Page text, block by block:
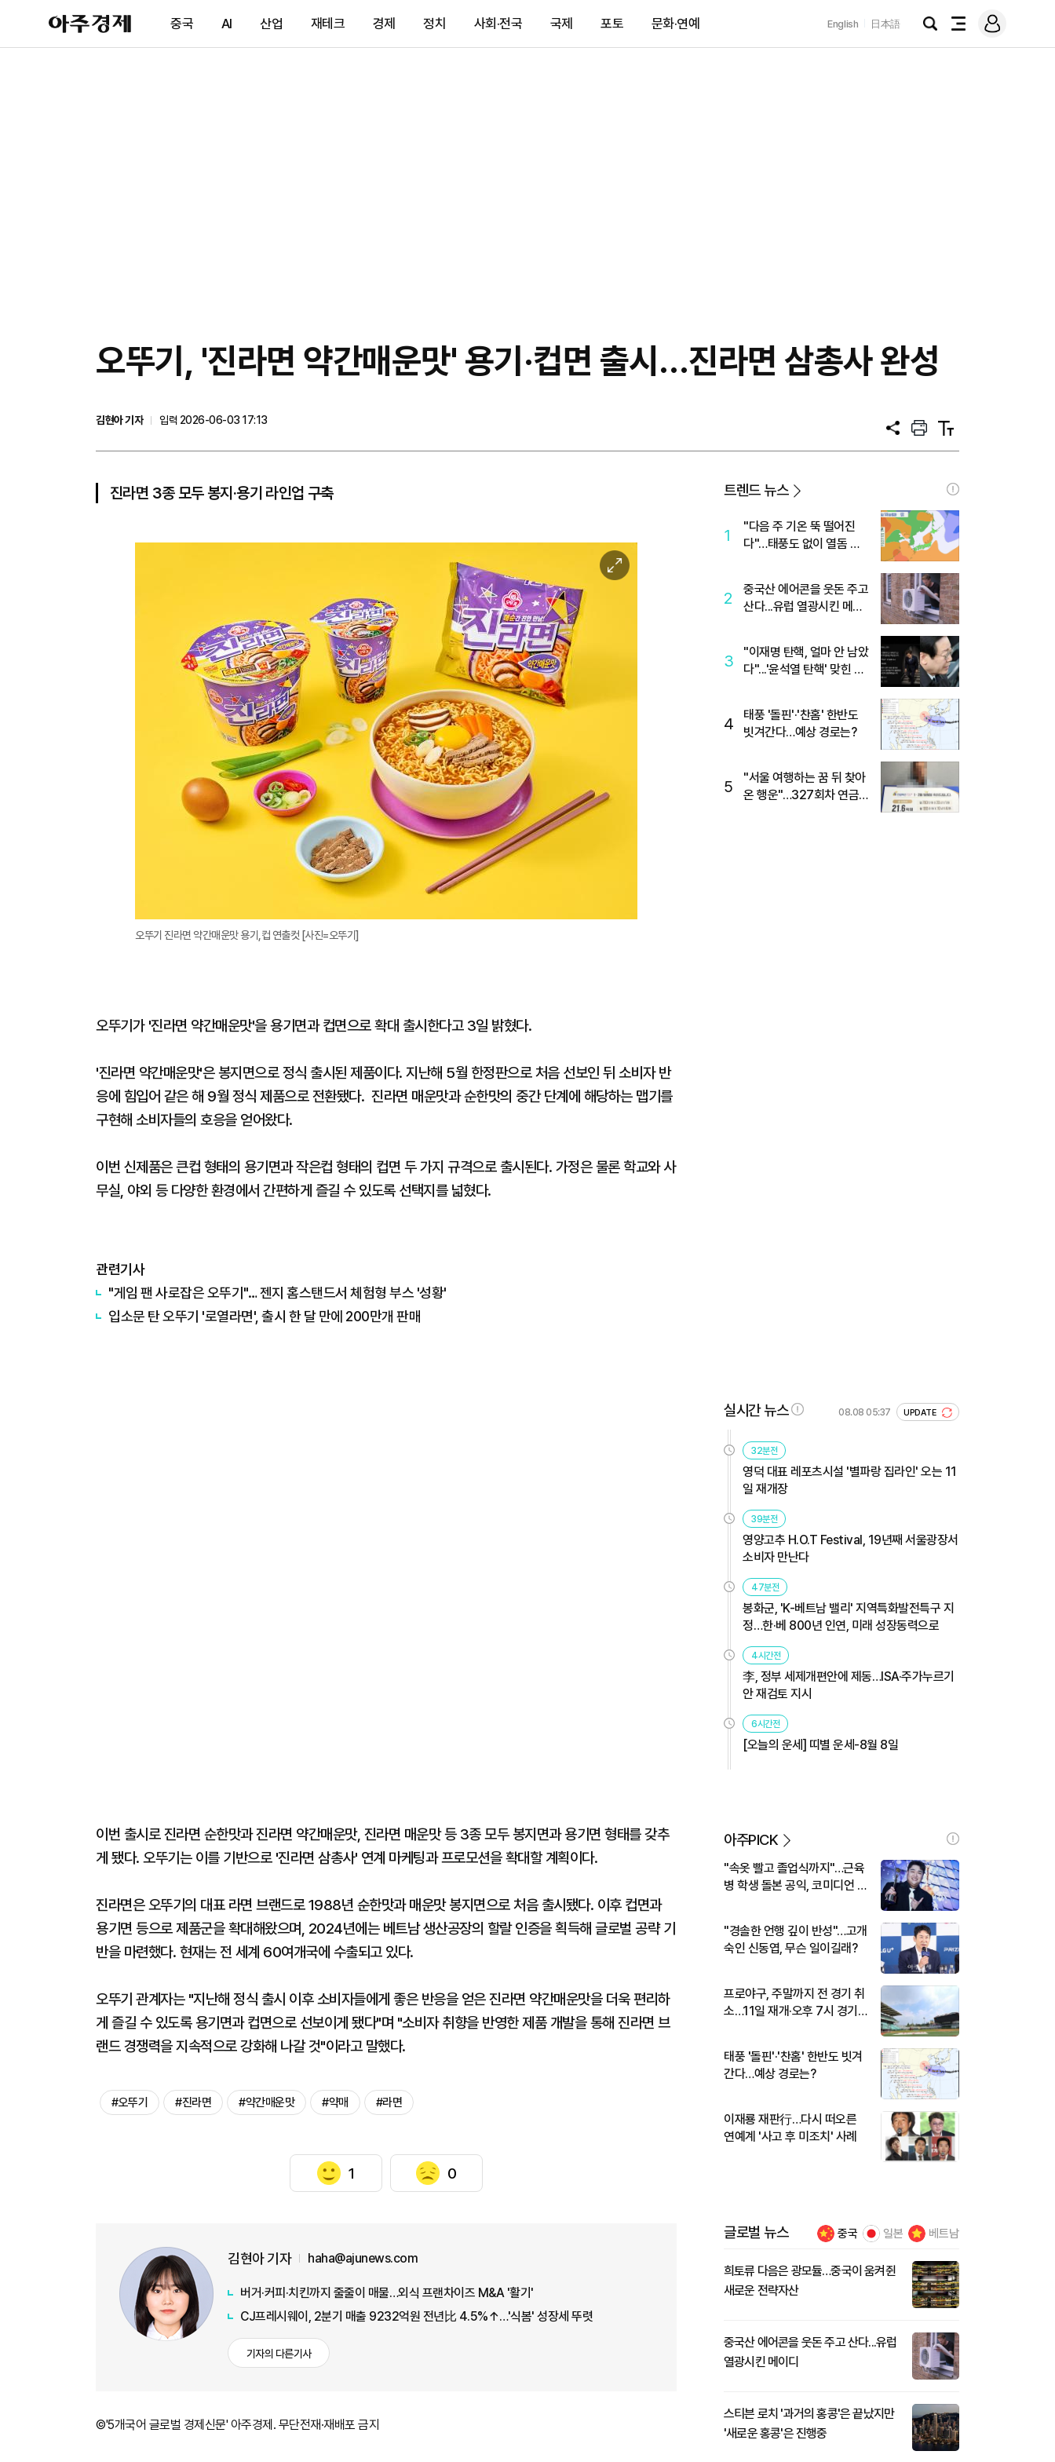
아
주
제
중국 AI 산업 재테크 경제 정치 사회·전국 국제 포토 문화·연예 English 日本語
검
전
메
그
오뚜기, '진라면 약간매운맛' 용기·컵면 출시…진라면 삼총사 완성
김현아 기자
입력 2026-06-03 17:13
공
프
트
텍
트
진라면 3종 모두 봉지·용기 라인업 구축
이
미
오뚜기 진라면 약간매운맛 용기,컵 연출컷 [사진=오뚜기]
오뚜기가 '진라면 약간매운맛'을 용기면과 컵면으로 확대 출시한다고 3일 밝혔다.
'진라면 약간매운맛'은 봉지면으로 정식 출시된 제품이다. 지난해 5월 한정판으로 처음 선보인 뒤 소비자 반
응에 힘입어 같은 해 9월 정식 제품으로 전환됐다. 진라면 매운맛과 순한맛의 중간 단계에 해당하는 맵기를
구현해 소비자들의 호응을 얻어왔다.
이번 신제품은 큰컵 형태의 용기면과 작은컵 형태의 컵면 두 가지 규격으로 출시된다. 가정은 물론 학교와 사
무실, 야외 등 다양한 환경에서 간편하게 즐길 수 있도록 선택지를 넓혔다.
관련기사
"게임 팬 사로잡은 오뚜기"… 젠지 홈스탠드서 체험형 부스 '성황'
입소문 탄 오뚜기 '로열라면', 출시 한 달 만에 200만개 판매
이번 출시로 진라면 순한맛과 진라면 약간매운맛, 진라면 매운맛 등 3종 모두 봉지면과 용기면 형태를 갖추
게 됐다. 오뚜기는 이를 기반으로 '진라면 삼총사' 연계 마케팅과 프로모션을 확대할 계획이다.
진라면은 오뚜기의 대표 라면 브랜드로 1988년 순한맛과 매운맛 봉지면으로 처음 출시됐다. 이후 컵면과
용기면 등으로 제품군을 확대해왔으며, 2024년에는 베트남 생산공장의 할랄 인증을 획득해 글로벌 공략 기
반을 마련했다. 현재는 전 세계 60여개국에 수출되고 있다.
오뚜기 관계자는 "지난해 정식 출시 이후 소비자들에게 좋은 반응을 얻은 진라면 약간매운맛을 더욱 편리하
게 즐길 수 있도록 용기면과 컵면으로 선보이게 됐다"며 "소비자 취향을 반영한 제품 개발을 통해 진라면 브
랜드 경쟁력을 지속적으로 강화해 나갈 것"이라고 말했다.
#오뚜기 #진라면 #약간매운맛 #약매 #라면
1 0
김현아 기자 haha@ajunews.com
버거·커피·치킨까지 줄줄이 매물…외식 프랜차이즈 M&A '활기'
CJ프레시웨이, 2분기 매출 9232억원 전년比 4.5%↑…'식봄' 성장세 뚜렷
기자의 다른기사
©'5개국어 글로벌 경제신문' 아주경제. 무단전재·재배포 금지
트렌드 뉴스
1
"다음 주 기온 뚝 떨어진
다"…태풍도 없이 열돔 박
2
중국산 에어콘을 웃돈 주고
산다...유럽 열광시킨 메이
3
"이재명 탄핵, 얼마 안 남았
다"...'윤석열 탄핵' 맞힌 무
4
태풍 '돌핀'·'찬홈' 한반도
빗겨간다…예상 경로는?
5
"서울 여행하는 꿈 뒤 찾아
온 행운"…327회차 연금
실시간 뉴스 08.08 05:37 UPDATE
32분전
영덕 대표 레포츠시설 '별파랑 집라인' 오는 11
일 재개장
39분전
영양고추 H.O.T Festival, 19년째 서울광장서
소비자 만난다
47분전
봉화군, 'K-베트남 밸리' 지역특화발전특구 지
정…한·베 800년 인연, 미래 성장동력으로
4시간전
李, 정부 세제개편안에 제동…ISA·주가누르기
안 재검토 지시
6시간전
[오늘의 운세] 띠별 운세-8월 8일
아주PICK
"속옷 빨고 졸업식까지"…근육
병 학생 돌본 공익, 코미디언 김
"경솔한 언행 깊이 반성"…고개
숙인 신동엽, 무슨 일이길래?
프로야구, 주말까지 전 경기 취
소…11일 재개·오후 7시 경기
태풍 '돌핀'·'찬홈' 한반도 빗겨
간다…예상 경로는?
이재룡 재판行…다시 떠오른
연예계 '사고 후 미조치' 사례
글로벌 뉴스 중국 일본 베트남
희토류 다음은 광모듈…중국이 움켜쥔
새로운 전략자산
중국산 에어콘을 웃돈 주고 산다...유럽
열광시킨 메이디
스티븐 로치 '과거의 홍콩'은 끝났지만
'새로운 홍콩'은 진행중